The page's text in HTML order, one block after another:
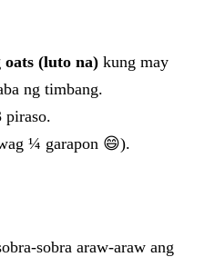
(luto na) kung may
ng timbang.
¼ garapon 😄).
sobra araw-araw ang